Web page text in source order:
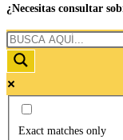
¿Necesitas consultar
Exact matches only